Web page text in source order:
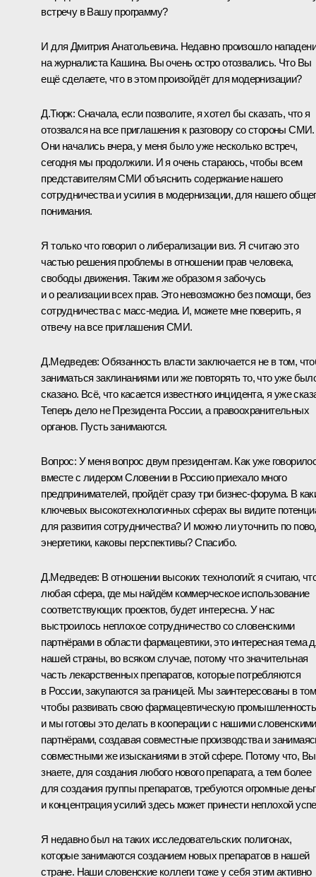
встречу в Вашу программу?
И для Дмитрия Анатольевича. Недавно произошло
на журналиста Кашина. Вы очень остро отозвались. Что Вы
ещё сделаете, что в этом произойдёт для модернизации?
Д.Тюрк: Сначала, если позволите, я хотел бы сказать, что я
отозвался на все приглашения к разговору со стороны СМИ.
Они начались вчера, у меня было уже несколько встреч,
сегодня мы продолжили. И я очень стараюсь, чтобы всем
представителям СМИ объяснить содержание нашего
сотрудничества и усилия в модернизации, для нашего
понимания.
Я только что говорил о либерализации виз. Я считаю это
частью решения проблемы в отношении прав человека,
свободы движения. Таким же образом я забочусь
и о реализации всех прав. Это невозможно без помощи, без
сотрудничества с масс-медиа. И, можете мне поверить, я
отвечу на все приглашения СМИ.
Д.Медведев: Обязанность власти заключается не в том,
заниматься заклинаниями или же повторять то, что уже
сказано. Всё, что касается известного инцидента, я уже
Теперь дело не Президента России, а правоохранительных
органов. Пусть занимаются.
Вопрос: У меня вопрос двум президентам. Как уже
вместе с лидером Словении в Россию приехало много
предпринимателей, пройдёт сразу три бизнес-форума. В
ключевых высокотехнологичных сферах вы видите
для развития сотрудничества? И можно ли уточнить по
энергетики, каковы перспективы? Спасибо.
Д.Медведев: В отношении высоких технологий: я считаю,
любая сфера, где мы найдём коммерческое использование
соответствующих проектов, будет интересна. У нас
выстроилось неплохое сотрудничество со словенскими
партнёрами в области фармацевтики, это интересная тема
нашей страны, во всяком случае, потому что значительная
часть лекарственных препаратов, которые потребляются
в России, закупаются за границей. Мы заинтересованы в
чтобы развивать свою фармацевтическую
и мы готовы это делать в кооперации с нашими словенскими
партнёрами, создавая совместные производства и
совместными же изысканиями в этой сфере. Потому что, Вы
знаете, для создания любого нового препарата, а тем более
для создания группы препаратов, требуются огромные
и концентрация усилий здесь может принести неплохой
Я недавно был на таких исследовательских полигонах,
которые занимаются созданием новых препаратов в нашей
стране. Наши словенские коллеги тоже у себя этим активно